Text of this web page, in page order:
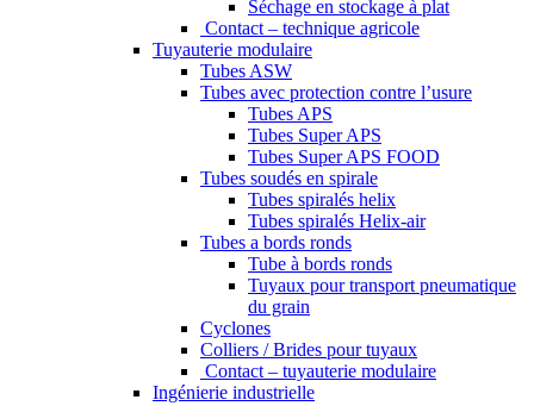
Séchage en stockage à plat
Contact – technique agricole
Tuyauterie modulaire
Tubes ASW
Tubes avec protection contre l’usure
Tubes APS
Tubes Super APS
Tubes Super APS FOOD
Tubes soudés en spirale
Tubes spiralés helix
Tubes spiralés Helix-air
Tubes a bords ronds
Tube à bords ronds
Tuyaux pour transport pneumatique
du grain
Cyclones
Colliers / Brides pour tuyaux
Contact – tuyauterie modulaire
Ingénierie industrielle